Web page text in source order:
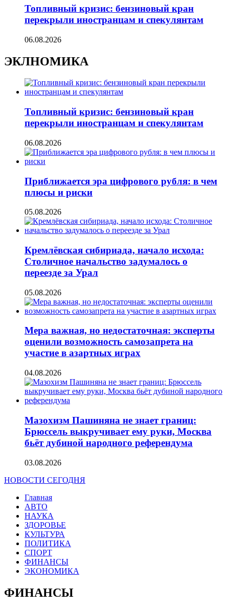
Топливный кризис: бензиновый кран
перекрыли иностранцам и спекулянтам
06.08.2026
ЭКЛНОМИКА
Топливный кризис: бензиновый кран
перекрыли иностранцам и спекулянтам
06.08.2026
Приближается эра цифрового рубля: в чем
плюсы и риски
05.08.2026
Кремлёвская сибириада, начало исхода:
Столичное начальство задумалось о
переезде за Урал
05.08.2026
Мера важная, но недостаточная: эксперты
оценили возможность самозапрета на
участие в азартных играх
04.08.2026
Мазохизм Пашиняна не знает границ:
Брюссель выкручивает ему руки, Москва
бьёт дубиной народного референдума
03.08.2026
НОВОСТИ СЕГОДНЯ
Главная
АВТО
НАУКА
ЗДОРОВЬЕ
КУЛЬТУРА
ПОЛИТИКА
СПОРТ
ФИНАНСЫ
ЭКОНОМИКА
ФИНАНСЫ